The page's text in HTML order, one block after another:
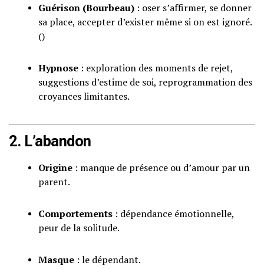
Guérison (Bourbeau) : oser s’affirmer, se donner
sa place, accepter d’exister même si on est ignoré.
()
Hypnose : exploration des moments de rejet,
suggestions d’estime de soi, reprogrammation des
croyances limitantes.
2. L’abandon
Origine : manque de présence ou d’amour par un
parent.
Comportements : dépendance émotionnelle,
peur de la solitude.
Masque : le dépendant.